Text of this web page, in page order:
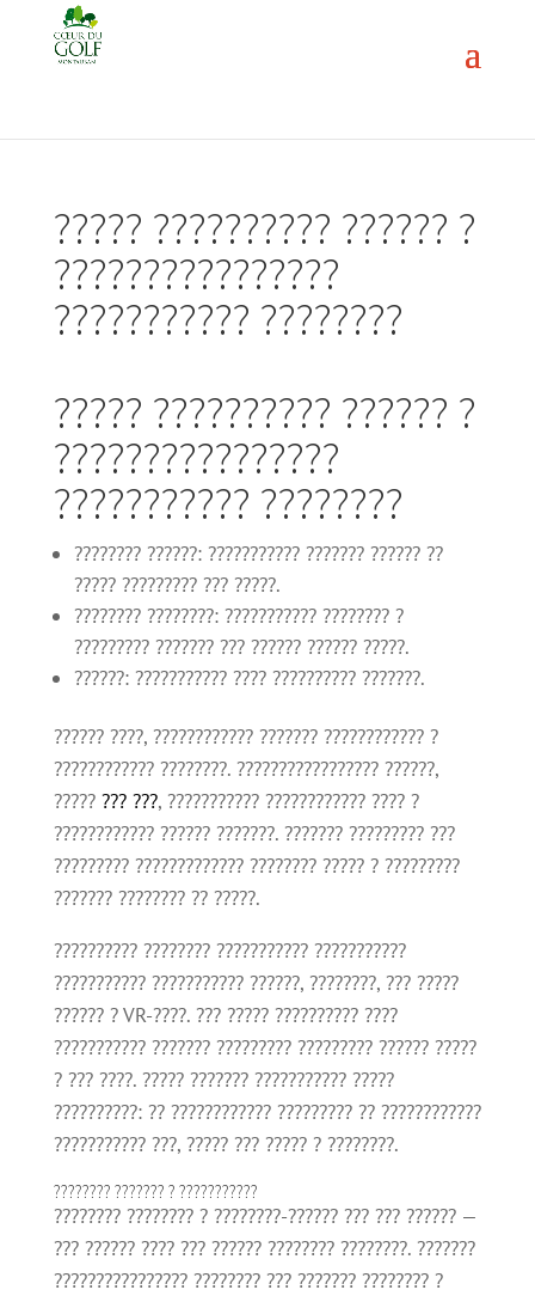
????? ?????????? ?????? ?
????????????????
??????????? ????????
????? ?????????? ?????? ?
????????????????
??????????? ????????
???????? ??????: ??????????? ??????? ?????? ??
????? ????????? ??? ?????.
???????? ????????: ??????????? ???????? ?
????????? ??????? ??? ?????? ?????? ?????.
??????: ??????????? ???? ?????????? ???????.
?????? ????, ???????????? ??????? ???????????? ?
???????????? ????????. ????????????????? ??????,
????? ??? ???, ??????????? ???????????? ???? ?
???????????? ?????? ???????. ??????? ????????? ???
????????? ????????????? ???????? ????? ? ?????????
??????? ???????? ?? ?????.
?????????? ???????? ??????????? ???????????
??????????? ??????????? ??????, ????????, ??? ?????
?????? ? VR-????. ??? ????? ?????????? ????
??????????? ??????? ????????? ????????? ?????? ?????
? ??? ????. ????? ??????? ??????????? ?????
??????????: ?? ???????????? ????????? ?? ????????????
??????????? ???, ????? ??? ????? ? ????????.
???????? ??????? ? ???????????
???????? ???????? ? ????????-?????? ??? ??? ?????? —
??? ?????? ???? ??? ?????? ???????? ????????. ???????
???????????????? ???????? ??? ??????? ???????? ?